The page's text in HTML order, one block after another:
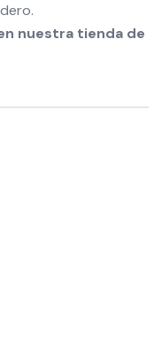
nuestra tienda de